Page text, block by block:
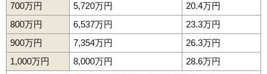
700万円
5,720万円
20.4万円
800万円
6,537万円
23.3万円
900万円
7,354万円
26.3万円
1,000万円
8,000万円 28.6万円